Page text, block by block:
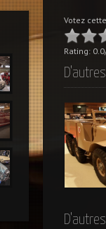
Votez
Rating: